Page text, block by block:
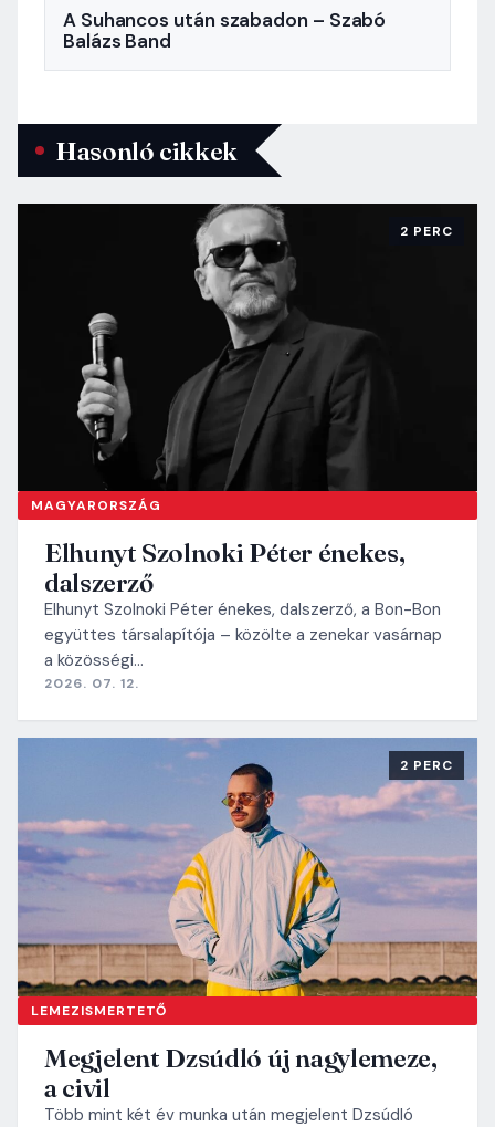
A Suhancos után szabadon – Szabó
Balázs Band
Hasonló cikkek
MAGYARORSZÁG
2 PERC
Elhunyt Szolnoki Péter énekes,
dalszerző
Elhunyt Szolnoki Péter énekes, dalszerző, a Bon-Bon
együttes társalapítója – közölte a zenekar vasárnap
a közösségi…
2026. 07. 12.
LEMEZISMERTETŐ
2 PERC
Megjelent Dzsúdló új nagylemeze,
a civil
Több mint két év munka után megjelent Dzsúdló